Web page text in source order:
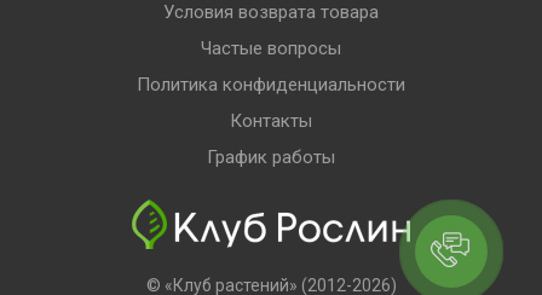
Условия возврата товара
Частые вопросы
Политика конфиденциальности
Контакты
График работы
© «Клуб растений» (2012-2026)